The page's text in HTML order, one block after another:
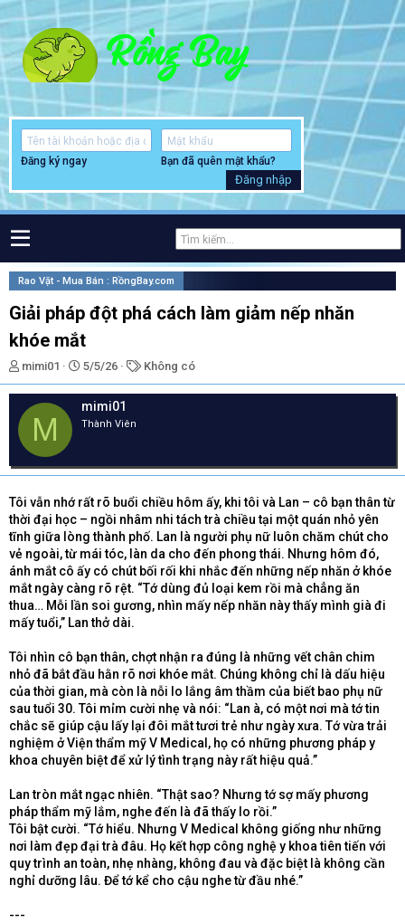
Đăng ký ngay Bạn đã quên mật khẩu?
Đăng nhập
Rao Vặt - Mua Bán : RồngBay.com
Giải pháp đột phá cách làm giảm nếp nhăn
khóe mắt
T
h
r
e
d
s
t
a
r
t
e
r
mimi01
N
g
à
y
g
i
5/5/26
T
ừ
k
Không có
M
mimi01
Thành Viên
Tôi vẫn nhớ rất rõ buổi chiều hôm ấy, khi tôi và Lan – cô bạn thân từ
thời đại học – ngồi nhâm nhi tách trà chiều tại một quán nhỏ yên
tĩnh giữa lòng thành phố. Lan là người phụ nữ luôn chăm chút cho
vẻ ngoài, từ mái tóc, làn da cho đến phong thái. Nhưng hôm đó,
ánh mắt cô ấy có chút bối rối khi nhắc đến những nếp nhăn ở khóe
mắt ngày càng rõ rệt. “Tớ dùng đủ loại kem rồi mà chẳng ăn
thua… Mỗi lần soi gương, nhìn mấy nếp nhăn này thấy mình già đi
mấy tuổi,” Lan thở dài.
Tôi nhìn cô bạn thân, chợt nhận ra đúng là những vết chân chim
nhỏ đã bắt đầu hằn rõ nơi khóe mắt. Chúng không chỉ là dấu hiệu
của thời gian, mà còn là nỗi lo lắng âm thầm của biết bao phụ nữ
sau tuổi 30. Tôi mỉm cười nhẹ và nói: “Lan à, có một nơi mà tớ tin
chắc sẽ giúp cậu lấy lại đôi mắt tươi trẻ như ngày xưa. Tớ vừa trải
nghiệm ở Viện thẩm mỹ V Medical, họ có những phương pháp y
khoa chuyên biệt để xử lý tình trạng này rất hiệu quả.”
Lan tròn mắt ngạc nhiên. “Thật sao? Nhưng tớ sợ mấy phương
pháp thẩm mỹ lắm, nghe đến là đã thấy lo rồi.”
Tôi bật cười. “Tớ hiểu. Nhưng V Medical không giống như những
nơi làm đẹp đại trà đâu. Họ kết hợp công nghệ y khoa tiên tiến với
quy trình an toàn, nhẹ nhàng, không đau và đặc biệt là không cần
nghỉ dưỡng lâu. Để tớ kể cho cậu nghe từ đầu nhé.”
---